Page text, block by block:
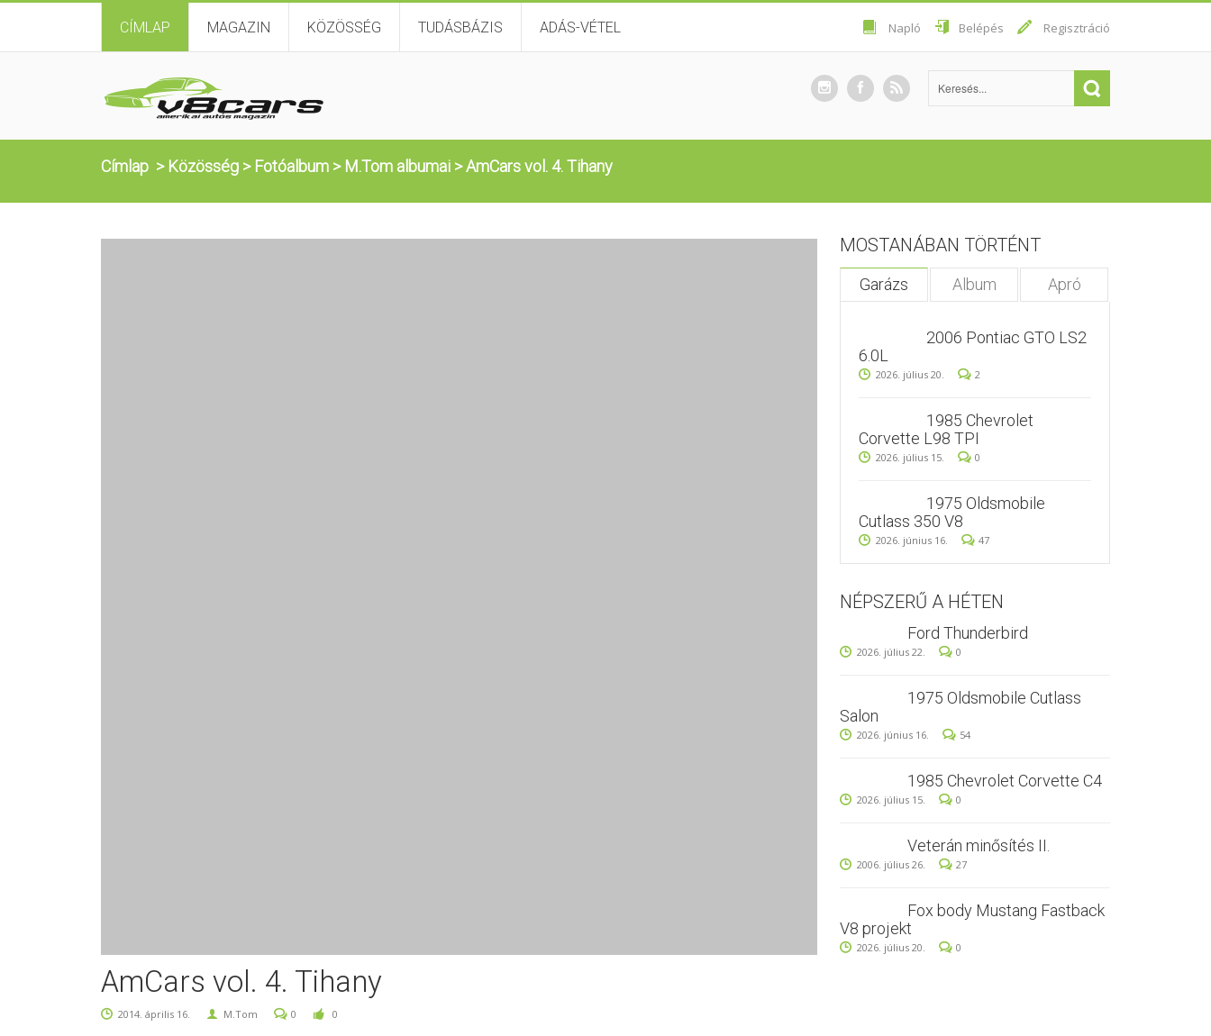
CÍMLAP MAGAZIN KÖZÖSSÉG TUDÁSBÁZIS ADÁS-VÉTEL Napló Belépés Regisztráció
Címlap > Közösség > Fotóalbum > M.Tom albumai >AmCars vol. 4. Tihany
AmCars vol. 4. Tihany
2014. április 16. M.Tom 0 0
MOSTANÁBAN TÖRTÉNT
Garázs Album Apró
2006 Pontiac GTO LS2
6.0L
2026. július 20. 2
1985 Chevrolet
Corvette L98 TPI
2026. július 15. 0
1975 Oldsmobile
Cutlass 350 V8
2026. június 16. 47
NÉPSZERŰ A HÉTEN
Ford Thunderbird
2026. július 22. 0
1975 Oldsmobile Cutlass
Salon
2026. június 16. 54
1985 Chevrolet Corvette C4
2026. július 15. 0
Veterán minősítés II.
2006. július 26. 27
Fox body Mustang Fastback
V8 projekt
2026. július 20. 0